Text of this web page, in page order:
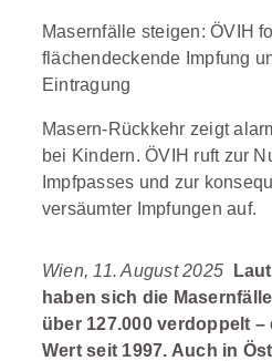
Masernfälle steigen: ÖVIH
flächendeckende Impfung
Eintragung
Masern-Rückkehr zeigt
bei Kindern. ÖVIH ruft zur
Impfpasses und zur
versäumter Impfungen auf.
Wien, 11. August 2025
haben sich die
über 127.000 verdoppelt
Wert seit 1997. Auch in